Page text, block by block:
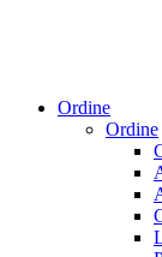
Ordine
Ordine